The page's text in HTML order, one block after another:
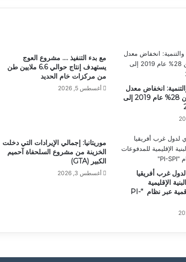
انخفاض معدل
الفقر النقدي من 28% عام 2019 إلى
مع بدء التنفيذ …. مشروع العوج
يستهدف إنتاج حوالي 6.6 ملايين طن
من مركزات خام الحديد
أغسطس 5, 2026
غرب أفريقيا
الإقليمية
للمدفوعات الرقمية عبر نظام “PI-
موريتانيا: إجمالي الإيرادات التي دخلت
الخزينة من مشروع السلحفاة آحميم
الكبير (GTA)
أغسطس 3, 2026